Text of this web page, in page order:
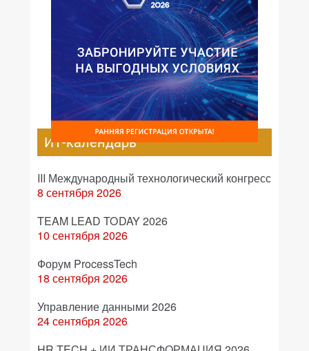
ИТ-календарь
III Международный технологический конгресс
8 сентября 2026
TEAM LEAD TODAY 2026
10 сентября 2026
Форум ProcessTech
18 сентября 2026
Управление данными 2026
24 сентября 2026